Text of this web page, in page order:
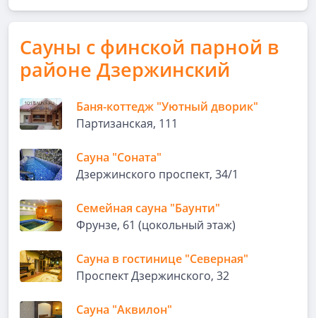
Сауны с финской парной в
районе Дзержинский
Баня-коттедж "Уютный дворик"
Партизанская, 111
Сауна "Соната"
Дзержинского проспект, 34/1
Семейная сауна "Баунти"
Фрунзе, 61 (цокольный этаж)
Сауна в гостинице "Северная"
Проспект Дзержинского, 32
Сауна "Аквилон"